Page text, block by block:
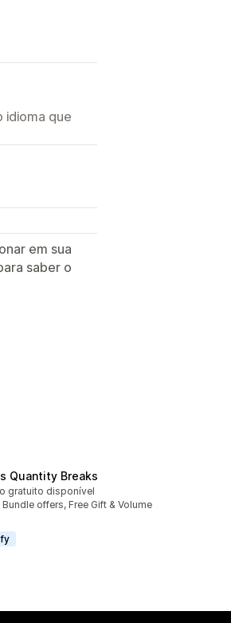
idioma que
em sua
saber o
Quantity Breaks
todo
gratuito disponível
offers, Free Gift & Volume